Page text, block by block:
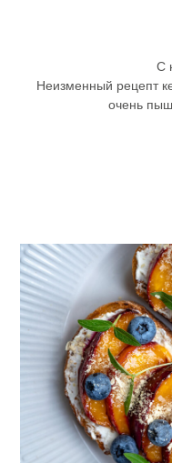
С
Неизменный рецепт
очень